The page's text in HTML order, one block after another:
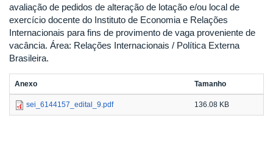
avaliação de pedidos de alteração de lotação e/ou local de
exercício docente do Instituto de Economia e Relações
Internacionais para fins de provimento de vaga proveniente de
vacância. Área: Relações Internacionais / Política Externa
Brasileira.
Anexo Tamanho
sei_6144157_edital_9.pdf 136.08 KB